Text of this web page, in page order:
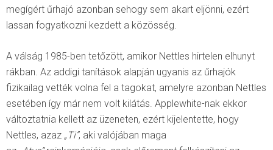
megígért űrhajó azonban sehogy sem akart eljönni, ezért
lassan fogyatkozni kezdett a közösség.
A válság 1985-ben tetőzött, amikor Nettles hirtelen elhunyt
rákban. Az addigi tanítások alapján ugyanis az űrhajók
fizikailag vették volna fel a tagokat, amelyre azonban Nettles
esetében így már nem volt kilátás. Applewhite-nak ekkor
változtatnia kellett az üzeneten, ezért kijelentette, hogy
Nettles, azaz „Ti”, aki valójában maga